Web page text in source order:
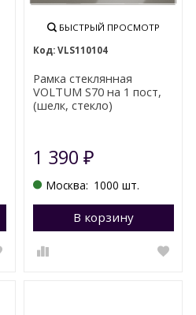
Перейти в корзину
БЫСТРЫЙ ПРОСМОТР
VLS110104
Рамка стеклянная
VOLTUM S70 на 1 пост,
(шелк, стекло)
1 390 ₽
Москва: 1000 шт.
В корзину